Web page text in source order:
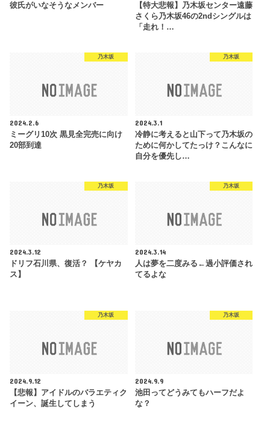
彼氏がいなそうなメンバー
【特大悲報】乃木坂センター遠藤
さくら乃木坂46の2ndシングルは
「走れ！…
乃木坂
2024.2.6
ミーグリ10次 黒見全完売に向け
20部到達
乃木坂
2024.3.1
冷静に考えると山下って乃木坂の
ために何かしてたっけ？こんなに
自分を優先し…
乃木坂
2024.3.12
ドリフ石川県、復活？ 【ケヤカ
ス】
乃木坂
2024.3.14
人は夢を二度みる←過小評価され
てるよな
乃木坂
2024.9.12
【悲報】アイドルのバラエティク
イーン、誕生してしまう
乃木坂
2024.9.9
池田ってどうみてもハーフだよ
な？